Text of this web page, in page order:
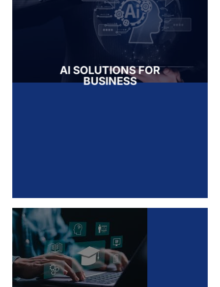
AI SOLUTIONS FOR
BUSINESS